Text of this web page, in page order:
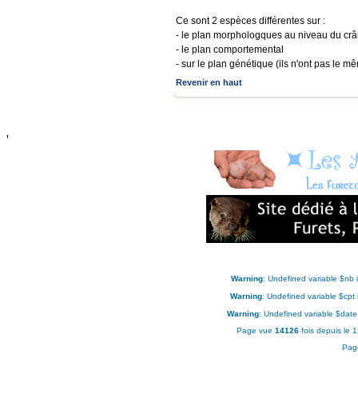
Ce sont 2 espèces différentes sur :
- le plan morphologques au niveau du
- le plan comportemental
- sur le plan génétique (ils n'ont pas le
Revenir en haut
'
Warning: Undefined variable $nb
Warning: Undefined variable $cpt
Warning: Undefined variable
Page vue 14126 fois depuis le